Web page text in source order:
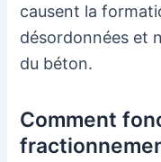
causent la
désordonnées et
du béton.
Comment